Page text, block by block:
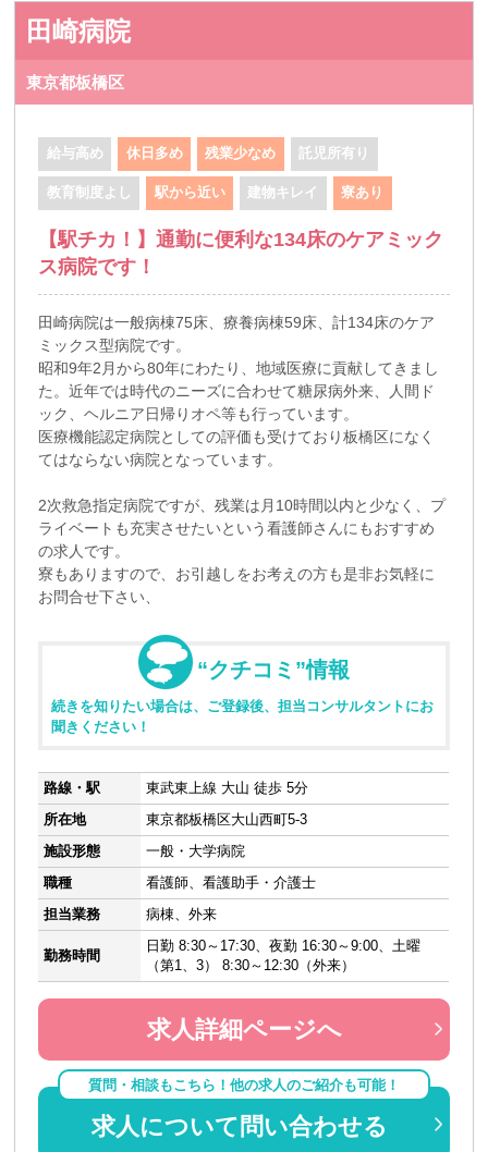
田崎病院
東京都板橋区
給与高め 休日多め 残業少なめ 託児所有り
教育制度よし 駅から近い 建物キレイ 寮あり
【駅チカ！】通勤に便利な134床のケアミック
ス病院です！
田崎病院は一般病棟75床、療養病棟59床、計134床のケア
ミックス型病院です。
昭和9年2月から80年にわたり、地域医療に貢献してきまし
た。近年では時代のニーズに合わせて糖尿病外来、人間ド
ック、ヘルニア日帰りオペ等も行っています。
医療機能認定病院としての評価も受けており板橋区になく
てはならない病院となっています。
2次救急指定病院ですが、残業は月10時間以内と少なく、プ
ライベートも充実させたいという看護師さんにもおすすめ
の求人です。
寮もありますので、お引越しをお考えの方も是非お気軽に
お問合せ下さい、
“クチコミ”情報
続きを知りたい場合は、ご登録後、担当コンサルタントにお
聞きください！
路線・駅
東武東上線 大山 徒歩 5分
所在地
東京都板橋区大山西町5-3
施設形態
一般・大学病院
職種
看護師、看護助手・介護士
担当業務
病棟、外来
勤務時間
日勤 8:30～17:30、夜勤 16:30～9:00、土曜
（第1、3） 8:30～12:30（外来）
求人詳細ページへ
質問・相談もこちら！他の求人のご紹介も可能！
求人について問い合わせる